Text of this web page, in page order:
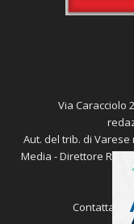
Via Caracciolo
Aut. del trib. di Varese
Media - Direttore
Contattaci: